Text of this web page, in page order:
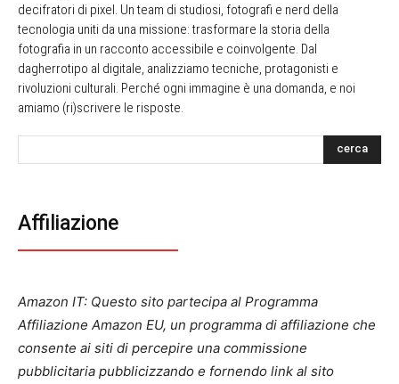
decifratori di pixel. Un team di studiosi, fotografi e nerd della
tecnologia uniti da una missione: trasformare la storia della
fotografia in un racconto accessibile e coinvolgente. Dal
dagherrotipo al digitale, analizziamo tecniche, protagonisti e
rivoluzioni culturali. Perché ogni immagine è una domanda, e noi
amiamo (ri)scrivere le risposte.
cerca
Affiliazione
Amazon IT: Questo sito partecipa al Programma
Affiliazione Amazon EU, un programma di affiliazione che
consente ai siti di percepire una commissione
pubblicitaria pubblicizzando e fornendo link al sito